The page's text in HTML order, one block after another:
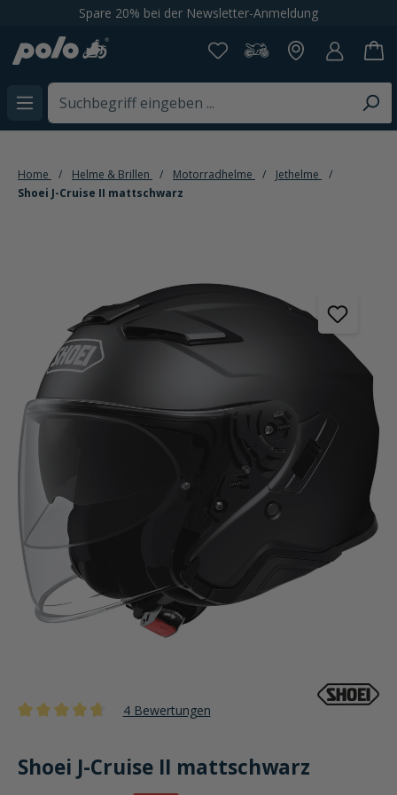
springenSpare 20% bei der Newsletter-Anmeldung
Home Helme & Brillen Motorradhelme
Jethelme
Shoei J-Cruise II mattschwarz
4 Bewertungen
Shoei J-Cruise II mattschwarz